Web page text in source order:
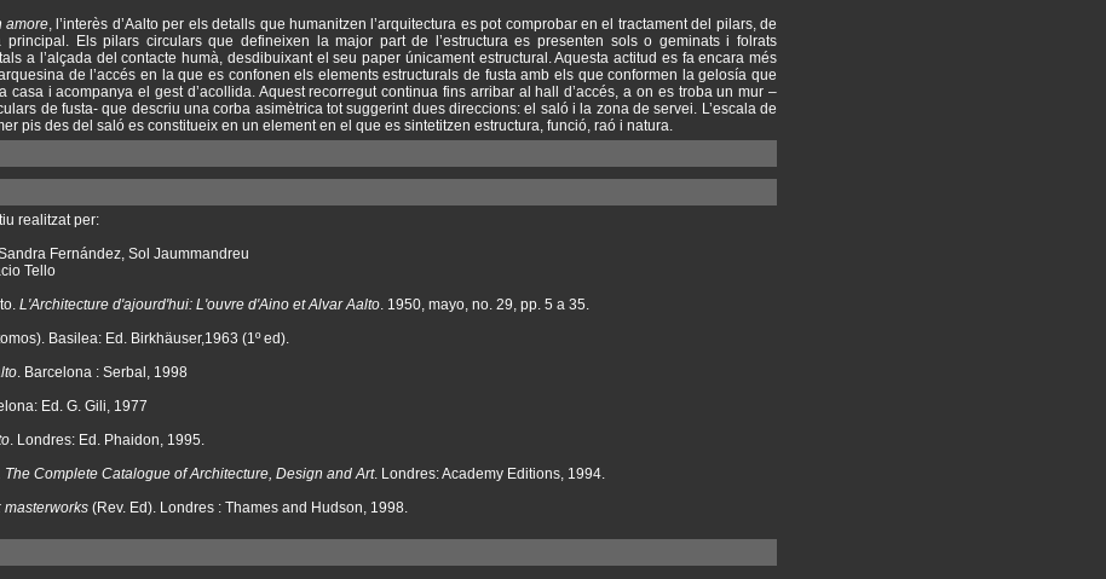
amore, l’interès d’Aalto per els detalls que humanitzen l’arquitectura es pot comprobar en el tractament del pilars, de
principal. Els pilars circulars que defineixen la major part de l’estructura es presenten sols o geminats i folrats
a l’alçada del contacte humà, desdibuixant el seu paper únicament estructural. Aquesta actitud es fa encara més
de l’accés en la que es confonen els elements estructurals de fusta amb els que conformen la gelosía que
casa i acompanya el gest d’acollida. Aquest recorregut continua fins arribar al hall d’accés, a on es troba un mur –
de fusta- que descriu una corba asimètrica tot suggerint dues direccions: el saló i la zona de servei. L’escala de
pis des del saló es constitueix en un element en el que es sintetitzen estructura, funció, raó i natura.
realitzat per:
Fernández, Sol Jaummandreu
Tello
L'Architecture d'ajourd'hui: L'ouvre d'Aino et Alvar Aalto. 1950, mayo, no. 29, pp. 5 a 35.
Basilea: Ed. Birkhäuser,1963 (1º ed).
. Barcelona : Serbal, 1998
Ed. G. Gili, 1977
. Londres: Ed. Phaidon, 1995.
The Complete Catalogue of Architecture, Design and Art. Londres: Academy Editions, 1994.
masterworks (Rev. Ed). Londres : Thames and Hudson, 1998.